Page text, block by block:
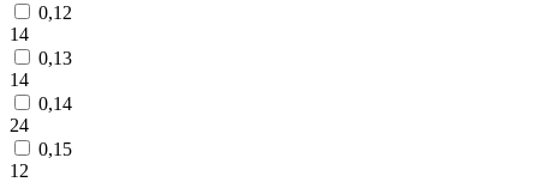
0,12
14
0,13
14
0,14
24
0,15
12